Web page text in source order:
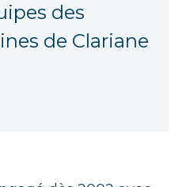
des
de Clariane